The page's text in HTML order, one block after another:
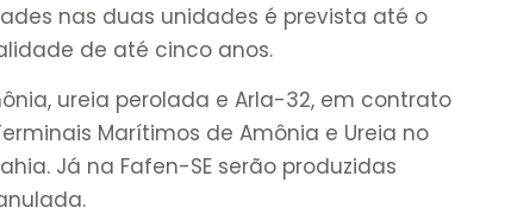
nas duas unidades é prevista até o
de até cinco anos.
ureia perolada e Arla-32, em contrato
Marítimos de Amônia e Ureia no
Já na Fafen-SE serão produzidas